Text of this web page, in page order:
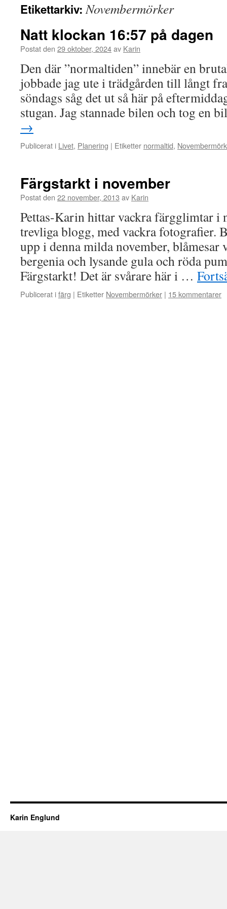
Etikettarkiv:Novembermörker
Natt klockan 16:57 på dagen
Postat den 29 oktober, 2024av Karin
Den där ”normaltiden” innebär en
jobbade jag ute i trädgården till långt
söndags såg det ut så här på
stugan. Jag stannade bilen och tog en
→
Publicerat i Livet, Planering | Etiketter normaltid,
Färgstarkt i november
Postat den 22 november, 2013 av Karin
Pettas-Karin hittar vackra färgglimtar i
trevliga blogg, med vackra fotografier.
upp i denna milda november, blåmesar
bergenia och lysande gula och röda
Färgstarkt! Det är svårare här i …
Publicerat ifärg | Etiketter Novembermörker | 15 kommentarer
Karin Englund